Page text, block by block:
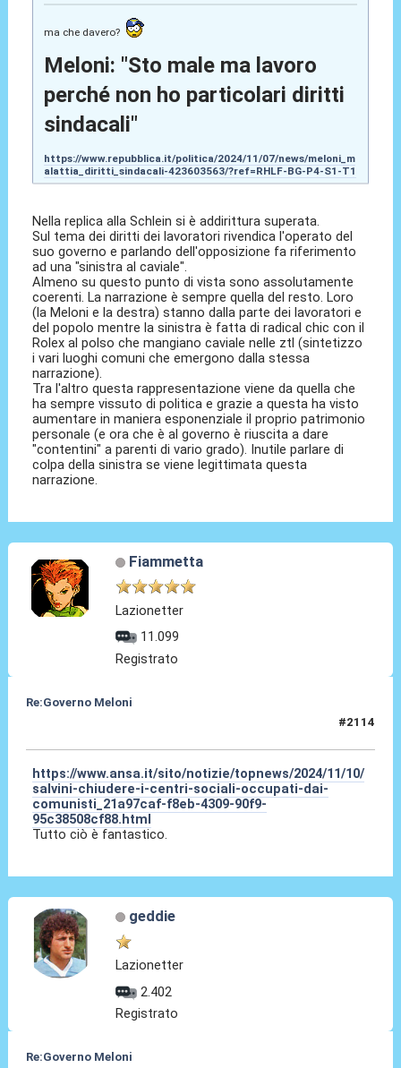
ma che davero?
Meloni: "Sto male ma lavoro
perché non ho particolari diritti
sindacali"
https://www.repubblica.it/politica/2024/11/07/news/meloni_m
alattia_diritti_sindacali-423603563/?ref=RHLF-BG-P4-S1-T1
Nella replica alla Schlein si è addirittura superata.
Sul tema dei diritti dei lavoratori rivendica l'operato del
suo governo e parlando dell'opposizione fa riferimento
ad una "sinistra al caviale".
Almeno su questo punto di vista sono assolutamente
coerenti. La narrazione è sempre quella del resto. Loro
(la Meloni e la destra) stanno dalla parte dei lavoratori e
del popolo mentre la sinistra è fatta di radical chic con il
Rolex al polso che mangiano caviale nelle ztl (sintetizzo
i vari luoghi comuni che emergono dalla stessa
narrazione).
Tra l'altro questa rappresentazione viene da quella che
ha sempre vissuto di politica e grazie a questa ha visto
aumentare in maniera esponenziale il proprio patrimonio
personale (e ora che è al governo è riuscita a dare
"contentini" a parenti di vario grado). Inutile parlare di
colpa della sinistra se viene legittimata questa
narrazione.
Fiammetta
Lazionetter
11.099
Registrato
Re:Governo Meloni
#2114
https://www.ansa.it/sito/notizie/topnews/2024/11/10/
salvini-chiudere-i-centri-sociali-occupati-dai-
comunisti_21a97caf-f8eb-4309-90f9-
95c38508cf88.html
Tutto ciò è fantastico.
geddie
Lazionetter
2.402
Registrato
Re:Governo Meloni